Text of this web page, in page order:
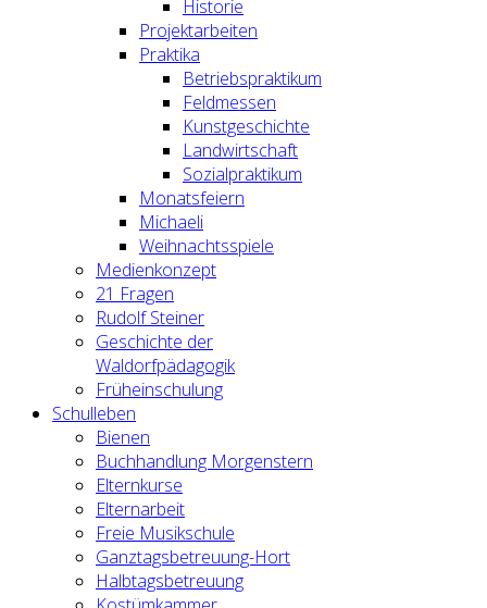
Historie
Projektarbeiten
Praktika
Betriebspraktikum
Feldmessen
Kunstgeschichte
Landwirtschaft
Sozialpraktikum
Monatsfeiern
Michaeli
Weihnachtsspiele
Medienkonzept
21 Fragen
Rudolf Steiner
Geschichte der
Waldorfpädagogik
Früheinschulung
Schulleben
Bienen
Buchhandlung Morgenstern
Elternkurse
Elternarbeit
Freie Musikschule
Ganztagsbetreuung-Hort
Halbtagsbetreuung